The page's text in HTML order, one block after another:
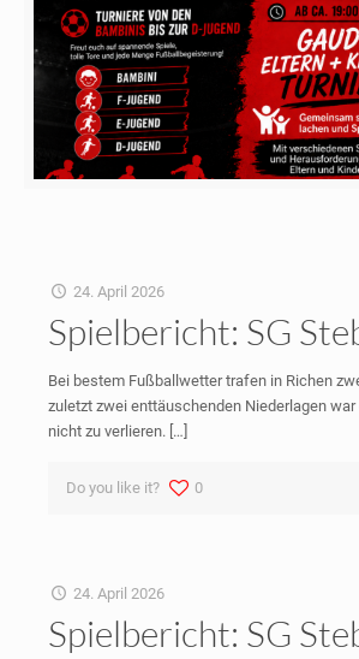
24. April 2026
Spielbericht: SG
Bei bestem Fußballwetter trafen in Richen
zuletzt zwei enttäuschenden Niederlagen
nicht zu verlieren.[…]
Do you like it? 0
24. April 2026
Spielbericht: SG